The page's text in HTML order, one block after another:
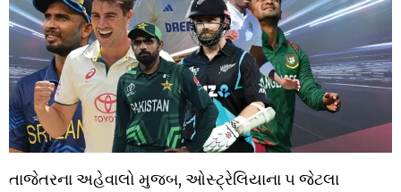
તાજેતરના અહેવાલો મુજબ, ઓસ્ટ્રેલિયાના ૫ જેટલા